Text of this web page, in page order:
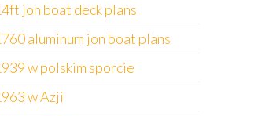
jon boat deck plans
aluminum jon boat plans
w polskim sporcie
w Azji